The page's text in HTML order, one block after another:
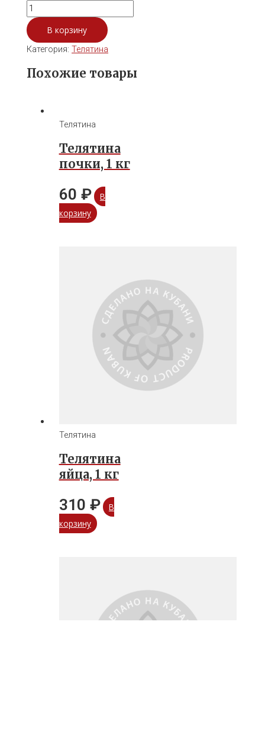
В корзину
Категория:Телятина
Похожие товары
Телятина
Телятина
почки, 1 кг
60 ₽
В
корзину
Телятина
Телятина
яйца, 1 кг
310 ₽
В
корзину